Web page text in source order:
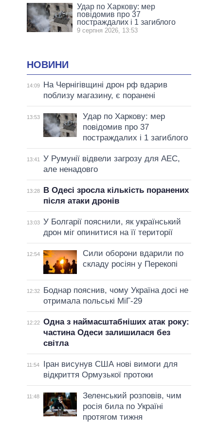
Удар по Харкову: мер
повідомив про 37
постраждалих і 1 загиблого
9 серпня 2026, 13:53
НОВИНИ
14:09
На Чернігівщині дрон рф вдарив
поблизу магазину, є поранені
13:53
Удар по Харкову: мер
повідомив про 37
постраждалих і 1 загиблого
13:41
У Румунії відвели загрозу для АЕС,
але ненадовго
13:28
В Одесі зросла кількість поранених
після атаки дронів
13:03 У Болгарії пояснили, як український
дрон міг опинитися на її території
12:54
Сили оборони вдарили по
складу росіян у Перекопі
12:32
Боднар пояснив, чому Україна досі не
отримала польські МіГ-29
12:22 Одна з наймасштабніших атак року:
частина Одеси залишилася без
світла
11:54
Іран висунув США нові вимоги для
відкриття Ормузької протоки
11:48
Зеленський розповів, чим
росія била по Україні
протягом тижня